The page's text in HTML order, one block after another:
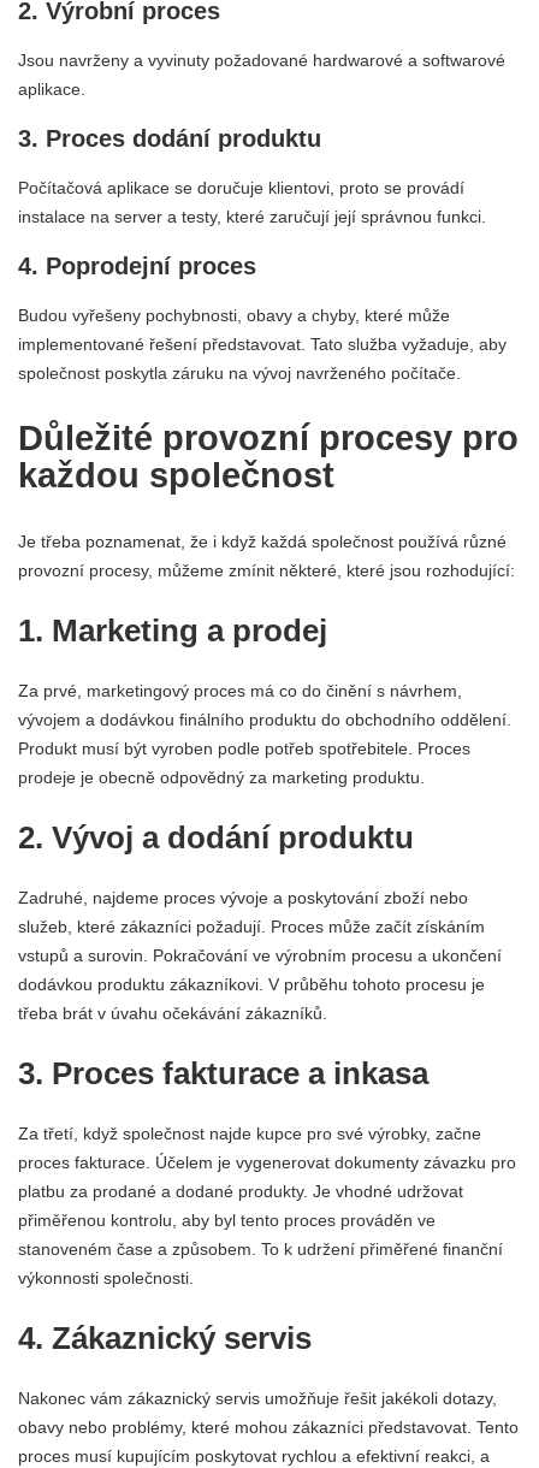
2. Výrobní proces
Jsou navrženy a vyvinuty požadované hardwarové a softwarové
aplikace.
3. Proces dodání produktu
Počítačová aplikace se doručuje klientovi, proto se provádí
instalace na server a testy, které zaručují její správnou funkci.
4. Poprodejní proces
Budou vyřešeny pochybnosti, obavy a chyby, které může
implementované řešení představovat. Tato služba vyžaduje, aby
společnost poskytla záruku na vývoj navrženého počítače.
Důležité provozní procesy pro
každou společnost
Je třeba poznamenat, že i když každá společnost používá různé
provozní procesy, můžeme zmínit některé, které jsou rozhodující:
1. Marketing a prodej
Za prvé, marketingový proces má co do činění s návrhem,
vývojem a dodávkou finálního produktu do obchodního oddělení.
Produkt musí být vyroben podle potřeb spotřebitele. Proces
prodeje je obecně odpovědný za marketing produktu.
2. Vývoj a dodání produktu
Zadruhé, najdeme proces vývoje a poskytování zboží nebo
služeb, které zákazníci požadují. Proces může začít získáním
vstupů a surovin. Pokračování ve výrobním procesu a ukončení
dodávkou produktu zákazníkovi. V průběhu tohoto procesu je
třeba brát v úvahu očekávání zákazníků.
3. Proces fakturace a inkasa
Za třetí, když společnost najde kupce pro své výrobky, začne
proces fakturace. Účelem je vygenerovat dokumenty závazku pro
platbu za prodané a dodané produkty. Je vhodné udržovat
přiměřenou kontrolu, aby byl tento proces prováděn ve
stanoveném čase a způsobem. To k udržení přiměřené finanční
výkonnosti společnosti.
4. Zákaznický servis
Nakonec vám zákaznický servis umožňuje řešit jakékoli dotazy,
obavy nebo problémy, které mohou zákazníci představovat. Tento
proces musí kupujícím poskytovat rychlou a efektivní reakci, a